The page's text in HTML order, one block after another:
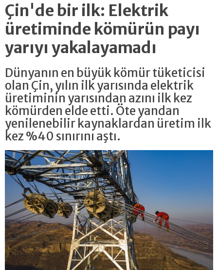
Çin'de bir ilk: Elektrik
üretiminde kömürün payı
yarıyı yakalayamadı
Dünyanın en büyük kömür tüketicisi
olan Çin, yılın ilk yarısında elektrik
üretiminin yarısından azını ilk kez
kömürden elde etti. Öte yandan
yenilenebilir kaynaklardan üretim ilk
kez %40 sınırını aştı.